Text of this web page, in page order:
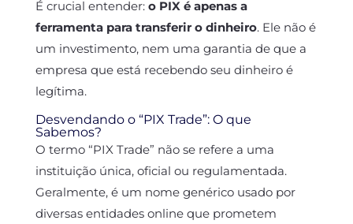
É crucial entender: o PIX é apenas a
ferramenta para transferir o dinheiro. Ele não é
um investimento, nem uma garantia de que a
empresa que está recebendo seu dinheiro é
legítima.
Desvendando o “PIX Trade”: O que
Sabemos?
O termo “PIX Trade” não se refere a uma
instituição única, oficial ou regulamentada.
Geralmente, é um nome genérico usado por
diversas entidades online que prometem